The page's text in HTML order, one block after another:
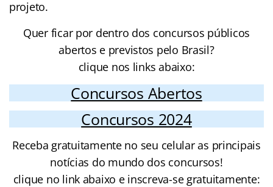
projeto.
Quer ficar por dentro dos concursos públicos
abertos e previstos pelo Brasil?
clique nos links abaixo:
Concursos Abertos
Concursos 2024
Receba gratuitamente no seu celular as principais
notícias do mundo dos concursos!
clique no link abaixo e inscreva-se gratuitamente: